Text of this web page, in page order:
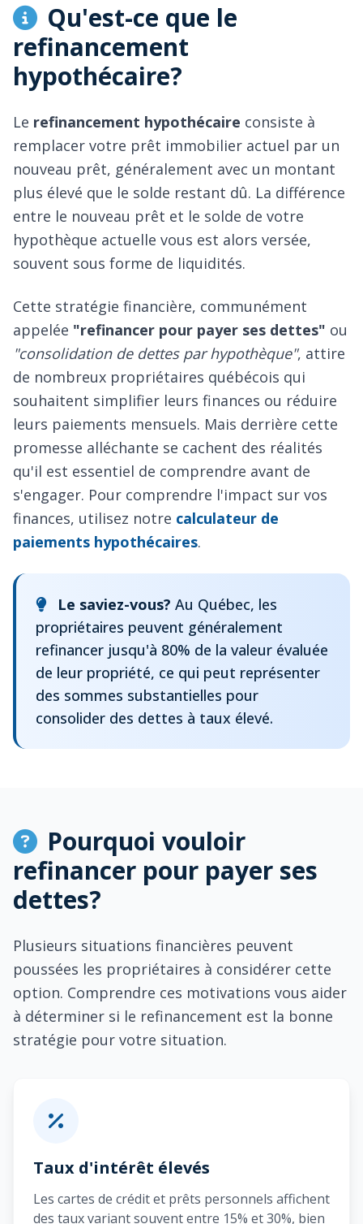
Qu'est-ce que le
refinancement
hypothécaire?
Le refinancement hypothécaire consiste à
remplacer votre prêt immobilier actuel par un
nouveau prêt, généralement avec un montant
plus élevé que le solde restant dû. La différence
entre le nouveau prêt et le solde de votre
hypothèque actuelle vous est alors versée,
souvent sous forme de liquidités.
Cette stratégie financière, communément
appelée "refinancer pour payer ses dettes" ou
"consolidation de dettes par hypothèque", attire
de nombreux propriétaires québécois qui
souhaitent simplifier leurs finances ou réduire
leurs paiements mensuels. Mais derrière cette
promesse alléchante se cachent des réalités
qu'il est essentiel de comprendre avant de
s'engager. Pour comprendre l'impact sur vos
finances, utilisez notre calculateur de
paiements hypothécaires.
Le saviez-vous? Au Québec, les
propriétaires peuvent généralement
refinancer jusqu'à 80% de la valeur évaluée
de leur propriété, ce qui peut représenter
des sommes substantielles pour
consolider des dettes à taux élevé.
Pourquoi vouloir
refinancer pour payer ses
dettes?
Plusieurs situations financières peuvent
poussées les propriétaires à considérer cette
option. Comprendre ces motivations vous aider
à déterminer si le refinancement est la bonne
stratégie pour votre situation.
Taux d'intérêt élevés
Les cartes de crédit et prêts personnels affichent
des taux variant souvent entre 15% et 30%, bien